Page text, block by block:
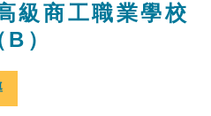
級商工職業學校
）